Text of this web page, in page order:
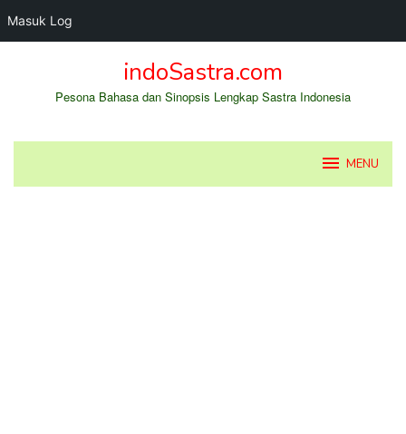
Masuk Log
indoSastra.com
Pesona Bahasa dan Sinopsis Lengkap Sastra Indonesia
MENU